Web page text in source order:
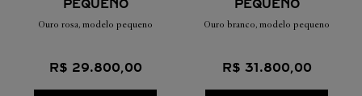
PEQUENO
Ouro rosa, modelo pequeno
R$ 29.800,00
PEQUENO
Ouro branco, modelo pequeno
R$ 31 .800,00